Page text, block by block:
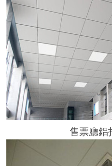
售票廳鋁